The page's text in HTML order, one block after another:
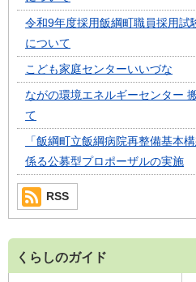
令和9年度採用飯綱町職員採用試
について
こども家庭センターいいづな
ながの環境エネルギーセンター
て
「飯綱町立飯綱病院再整備基本
係る公募型プロポーザルの実施
RSS
くらしのガイド